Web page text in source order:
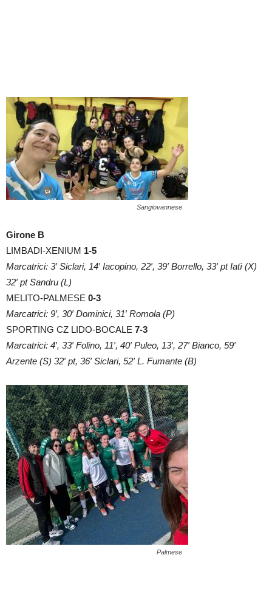
Sangiovannese
Girone B
LIMBADI-XENIUM 1-5
Marcatrici: 3′ Siclari, 14′ Iacopino, 22′, 39′ Borrello, 33′ pt Iatì (X)
32′ pt Sandru (L)
MELITO-PALMESE 0-3
Marcatrici: 9′, 30′ Dominici, 31′ Romola (P)
SPORTING CZ LIDO-BOCALE 7-3
Marcatrici: 4′, 33′ Folino, 11′, 40′ Puleo, 13′, 27′ Bianco, 59′
Arzente (S) 32′ pt, 36′ Siclari, 52′ L. Fumante (B)
Palmese